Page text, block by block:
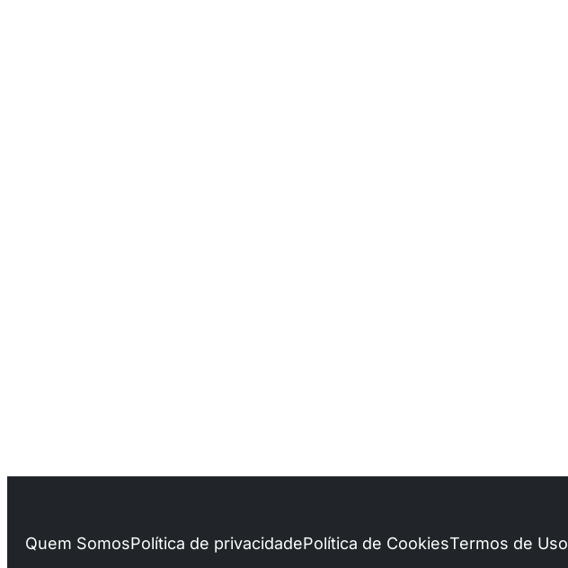
Quem SomosPolítica de privacidadePolítica de CookiesTermos de Uso